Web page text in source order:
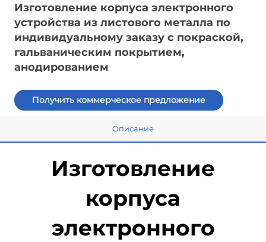
Изготовление корпуса электронного
устройства из листового металла по
индивидуальному заказу с покраской,
гальваническим покрытием,
анодированием
Получить коммерческое предложение
Описание
Изготовление
корпуса
электронного